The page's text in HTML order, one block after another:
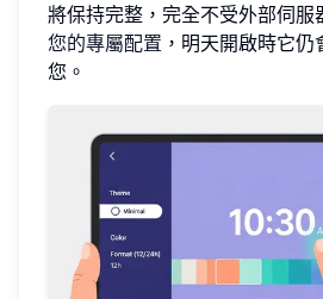
將保持完整，完全不受外部伺服
您的專屬配置 ，明天開啟時它
您。